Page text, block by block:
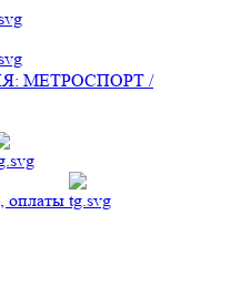
МЕТРОСПОРТ /
оплаты